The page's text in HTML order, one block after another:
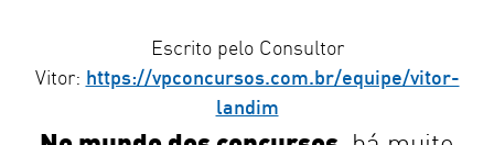
Escrito pelo Consultor
Vitor: https://vpconcursos.com.br/equipe/vitor-
landim